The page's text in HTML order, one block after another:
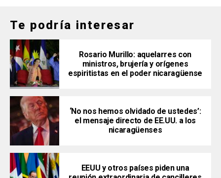
Te podría interesar
Rosario Murillo: aquelarres con
ministros, brujería y orígenes
espiritistas en el poder nicaragüense
‘No nos hemos olvidado de ustedes’:
el mensaje directo de EE.UU. a los
nicaragüenses
EEUU y otros países piden una